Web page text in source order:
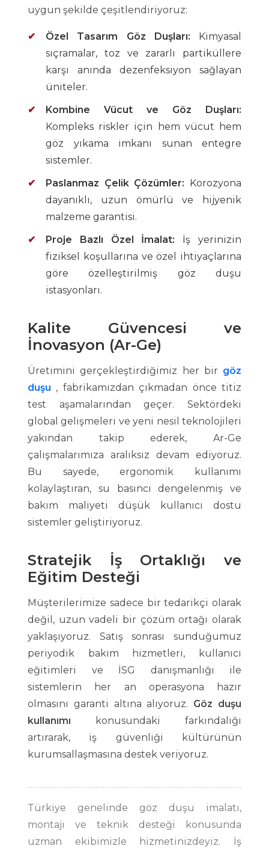
uygun şekilde çeşitlendiriyoruz:
Özel Tasarım Göz Duşları: Kimyasal
sıçramalar, toz ve zararlı partiküllere
karşı anında dezenfeksiyon sağlayan
üniteler.
Kombine Vücut ve Göz Duşları:
Kompleks riskler için hem vücut hem
göz yıkama imkanı sunan entegre
sistemler.
Paslanmaz Çelik Çözümler: Korozyona
dayanıklı, uzun ömürlü ve hijyenik
malzeme garantisi.
Proje Bazlı Özel İmalat: İş yerinizin
fiziksel koşullarına ve özel ihtiyaçlarına
göre özelleştirilmiş göz duşu
istasyonları.
Kalite Güvencesi ve
İnovasyon (Ar-Ge)
Üretimini gerçekleştirdiğimiz her bir göz
duşu , fabrikamızdan çıkmadan önce titiz
test aşamalarından geçer. Sektördeki
global gelişmeleri ve yeni nesil teknolojileri
yakından takip ederek, Ar-Ge
çalışmalarımıza aralıksız devam ediyoruz.
Bu sayede, ergonomik kullanımı
kolaylaştıran, su basıncı dengelenmiş ve
bakım maliyeti düşük kullanıcı dostu
sistemler geliştiriyoruz.
Stratejik İş Ortaklığı ve
Eğitim Desteği
Müşterilerimize sadece bir tedarikçi olarak
değil, uzun vadeli bir çözüm ortağı olarak
yaklaşıyoruz. Satış sonrası sunduğumuz
periyodik bakım hizmetleri, kullanıcı
eğitimleri ve İSG danışmanlığı ile
sistemlerin her an operasyona hazır
olmasını garanti altına alıyoruz. Göz duşu
kullanımı konusundaki farkındalığı
artırarak, iş güvenliği kültürünün
kurumsallaşmasına destek veriyoruz.
Türkiye genelinde göz duşu imalatı,
montajı ve teknik desteği konusunda
uzman ekibimizle hizmetinizdeyiz. İş